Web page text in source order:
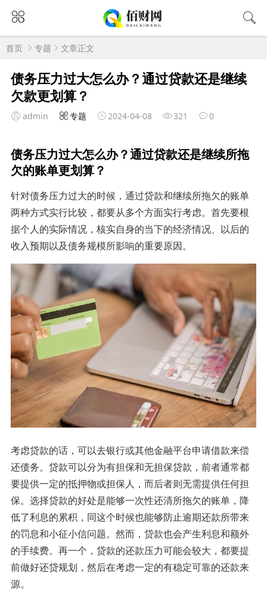
首页 专题 文章正文
债务压力过大怎么办？通过贷款还是继续
欠款更划算？
admin 专题 2024-04-08 321 0
债务压力过大怎么办？通过贷款还是继续所拖
欠的账单更划算？
针对债务压力过大的时候，通过贷款和继续所拖欠的账单
两种方式实行比较，都要从多个方面实行考虑。首先要根
据个人的实际情况，核实自身的当下的经济情况、以后的
收入预期以及债务规模所影响的重要原因。
考虑贷款的话，可以去银行或其他金融平台申请借款来偿
还债务。贷款可以分为有担保和无担保贷款，前者通常都
要提供一定的抵押物或担保人，而后者则无需提供任何担
保。选择贷款的好处是能够一次性还清所拖欠的账单，降
低了利息的累积，同这个时候也能够防止逾期还款所带来
的罚息和小征小信问题。然而，贷款也会产生利息和额外
的手续费。再一个，贷款的还款压力可能会较大，都要提
前做好还贷规划，然后在考虑一定的有稳定可靠的还款来
源。